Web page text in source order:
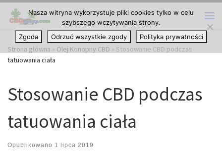
Przejdź do treści
Strona główna » Olej Konopny CBD » Stosowanie CBD podczas
tatuowania ciała
Stosowanie CBD podczas
tatuowania ciała
Opublikowano 1 lipca 2019
Nasza witryna wykorzystuje pliki cookies tylko w celu
szybszego wczytywania strony.
Zgoda
Odrzuć wszystkie zgody Polityka prywatności